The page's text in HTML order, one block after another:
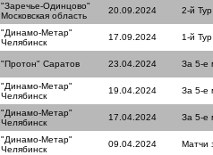
"Заречье-Одинцово"
Московская область
20.09.2024 2-й Тур
"Динамо-Метар"
Челябинск
17.09.2024 1-й Тур
"Протон" Саратов 23.04.2024 За 5-е
"Динамо-Метар"
Челябинск
19.04.2024 За 5-е
"Динамо-Метар"
Челябинск
17.04.2024 За 5-е
"Динамо-Метар"
Челябинск
09.04.2024 Матчи